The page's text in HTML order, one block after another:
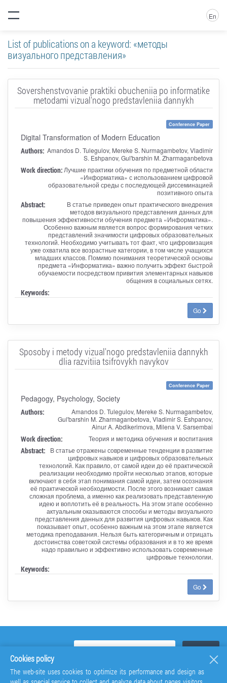
En
List of publications on a keyword: «методы
визуального представления»
Sovershenstvovanie praktiki obucheniia po informatike
metodami vizual'nogo predstavleniia dannykh
Conference Paper
Digital Transformation of Modern Education
Authors: Amandos D. Tulegulov, Mereke S. Nurmagambetov, Vladimir
S. Eshpanov, Gul'barshin M. Zharmaganbetova
Work direction: Лучшие практики обучения по предметной области
«Информатика» с использованием цифровой
образовательной среды с последующей диссеминацией
позитивного опыта
Abstract:
В статье приведен опыт практического внедрения
методов визуального представления данных для
повышения эффективности обучения предмета «Информатика».
Особенно важным является вопрос формирования четких
представлений значимости цифровых образовательных
технологий. Необходимо учитывать тот факт, что цифровизация
уже охватила все возрастные категории, в том числе учащихся
младших классов. Помимо понимания теоретической основы
предмета «Информатика» важно получить эффект быстрой
обучаемости посредством привития элементарных навыков
общения в социальных сетях.
Keywords:
Go
Sposoby i metody vizual'nogo predstavleniia dannykh
dlia razvitiia tsifrovykh navykov
Conference Paper
Pedagogy, Psychology, Society
Authors:
Amandos D. Tulegulov, Mereke S. Nurmagambetov,
Gul'barshin M. Zharmaganbetova, Vladimir S. Eshpanov,
Ainur A. Abdikerimova, Milena V. Sarsembai
Work direction: Теория и методика обучения и воспитания
Abstract:
В статье отражены современные тенденции в развитие
цифровых навыков и цифровых образовательных
технологий. Как правило, от самой идеи до её практической
реализации необходимо пройти несколько этапов, которые
включают в себя этап понимания самой идеи, затем осознания
её практической необходимости. После этого возникает самая
сложная проблема, а именно как реализовать представленную
идею и воплотить её в реальность. На этом этапе особенно
актуальным оказываются способы и методы визуального
представления данных для развития цифровых навыков. Как
показывает опыт, особенно важным на этом этапе является
методика преподавания. Нельзя быть категоричным и отрицать
достоинства советской системы образования и в то же время
надо правильно и эффективно использовать современные
цифровые технологии.
Keywords:
Go
Cookies policy
The web-site uses cookies to optimize its performance and design as